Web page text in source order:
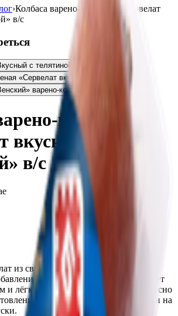
›Колбаса варено-копченая «Сервелат
в/с
с телятиной» в/с
«Сервелат вкусный» в/с
варено-копченая в/с
BYN
копченая
вкусный с
в/с
из свинины и говядины,
пикантных специй. Обладает
лёгким ароматом копчения. Прекрасно
сытных бутербродов и подачи на